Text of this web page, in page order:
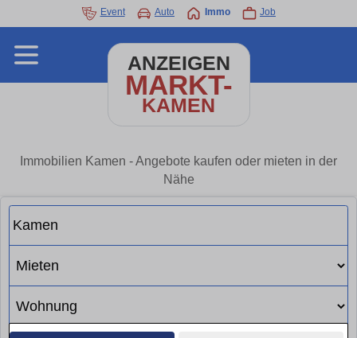
Event Auto Immo Job
ANZEIGEN
MARKT-
KAMEN
Immobilien Kamen - Angebote kaufen oder mieten in der
Nähe